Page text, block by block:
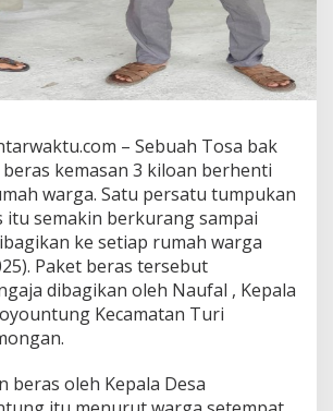
– Sebuah Tosa bak
kemasan 3 kiloan berhenti
warga. Satu persatu tumpukan
itu semakin berkurang sampai
ke setiap rumah warga
Paket beras tersebut
dibagikan oleh Naufal , Kepala
Kecamatan Turi
beras oleh Kepala Desa